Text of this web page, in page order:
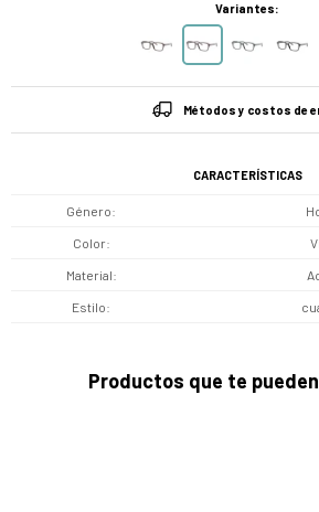
Variantes:
Métodos y costos de
CARACTERÍSTICAS
Género
Color
Material
Estilo
Productos que te